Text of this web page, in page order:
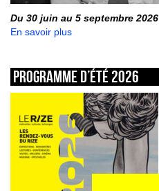
Du 30 juin au 5 septembre 2026
En savoir plus
Programme d’été 2026